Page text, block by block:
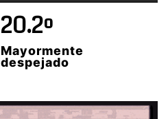
20.2º
Mayormente
despejado